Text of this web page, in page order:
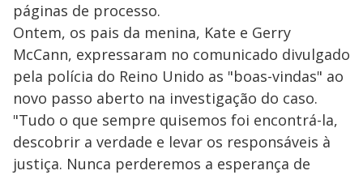
páginas de processo.
Ontem, os pais da menina, Kate e Gerry
McCann, expressaram no comunicado divulgado
pela polícia do Reino Unido as "boas-vindas" ao
novo passo aberto na investigação do caso.
"Tudo o que sempre quisemos foi encontrá-la,
descobrir a verdade e levar os responsáveis à
justiça. Nunca perderemos a esperança de